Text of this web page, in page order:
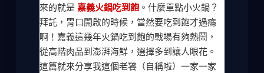
來的就是 嘉義火鍋吃到飽。什麼單點小火鍋？
拜託，胃口開啟的時候，當然要吃到飽才過癮
啊！嘉義這幾年火鍋吃到飽的戰場有夠熱鬧，
從高階肉品到澎湃海鮮，選擇多到讓人眼花。
這篇就來分享我這個老饕（自稱啦）一家一家